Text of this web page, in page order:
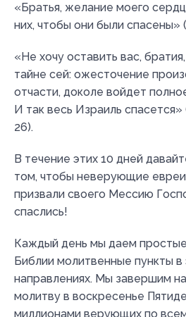
«Братья, желание моего
них, чтобы они были спасены»
«Не хочу оставить вас,
тайне сей: ожесточение
отчасти, доколе войдет
И так весь Израиль
26).
В течение этих 10 дней
том, чтобы неверующие
призвали своего Мессию
спаслись!
Каждый день мы даем
Библии молитвенные пункты в
направлениях. Мы завершим
молитву в воскресенье
миллионами верующих по